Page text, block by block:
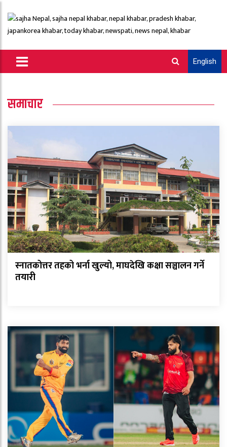
English
समाचार
स्नातकोत्तर तहको भर्ना खुल्यो, माघदेखि कक्षा सञ्चालन गर्ने
तयारी